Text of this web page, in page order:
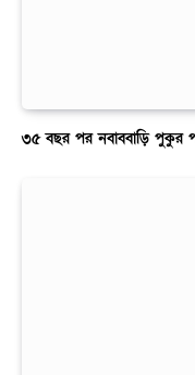
৩৫ বছর পর নবাববাড়ি পুকুর